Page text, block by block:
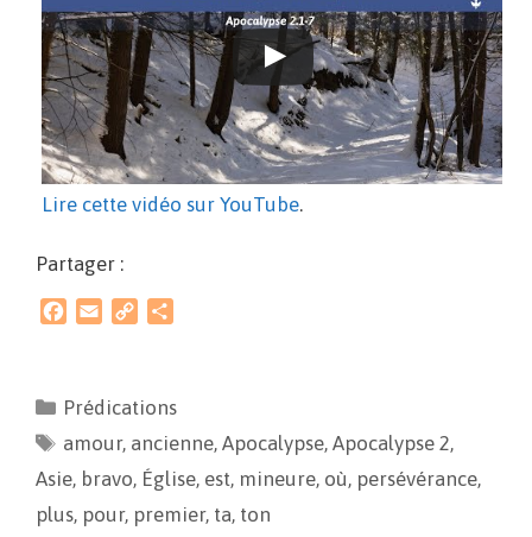
Lire cette vidéo sur YouTube.
Partager :
b
o
k
l
L
i
n
a
g
e
Prédications
amour, ancienne,Apocalypse,Apocalypse 2,
Asie, bravo, Église, est, mineure, où, persévérance,
plus, pour, premier, ta, ton